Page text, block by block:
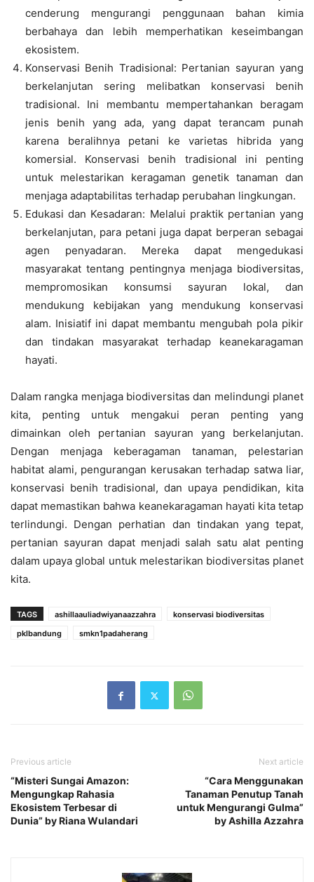
cenderung mengurangi penggunaan bahan kimia
berbahaya dan lebih memperhatikan keseimbangan
ekosistem.
Konservasi Benih Tradisional: Pertanian sayuran yang
berkelanjutan sering melibatkan konservasi benih
tradisional. Ini membantu mempertahankan beragam
jenis benih yang ada, yang dapat terancam punah
karena beralihnya petani ke varietas hibrida yang
komersial. Konservasi benih tradisional ini penting
untuk melestarikan keragaman genetik tanaman dan
menjaga adaptabilitas terhadap perubahan lingkungan.
Edukasi dan Kesadaran: Melalui praktik pertanian yang
berkelanjutan, para petani juga dapat berperan sebagai
agen penyadaran. Mereka dapat mengedukasi
masyarakat tentang pentingnya menjaga biodiversitas,
mempromosikan konsumsi sayuran lokal, dan
mendukung kebijakan yang mendukung konservasi
alam. Inisiatif ini dapat membantu mengubah pola pikir
dan tindakan masyarakat terhadap keanekaragaman
hayati.
Dalam rangka menjaga biodiversitas dan melindungi planet
kita, penting untuk mengakui peran penting yang
dimainkan oleh pertanian sayuran yang berkelanjutan.
Dengan menjaga keberagaman tanaman, pelestarian
habitat alami, pengurangan kerusakan terhadap satwa liar,
konservasi benih tradisional, dan upaya pendidikan, kita
dapat memastikan bahwa keanekaragaman hayati kita tetap
terlindungi. Dengan perhatian dan tindakan yang tepat,
pertanian sayuran dapat menjadi salah satu alat penting
dalam upaya global untuk melestarikan biodiversitas planet
kita.
TAGS ashillaauliadwiyanaazzahra
konservasi biodiversitas
pklbandung
smkn1padaherang
Previous article
“Misteri Sungai Amazon:
Mengungkap Rahasia
Ekosistem Terbesar di
Dunia” by Riana Wulandari
Next article
“Cara Menggunakan
Tanaman Penutup Tanah
untuk Mengurangi Gulma”
by Ashilla Azzahra